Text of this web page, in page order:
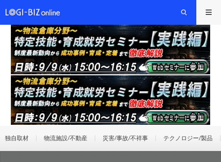
独自取材 物流施設/不動産 災害/事故/不祥事 テクノロジー/製品